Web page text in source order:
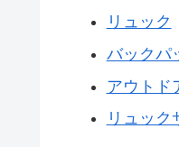
リュック
バックパ
アウトド
リュック